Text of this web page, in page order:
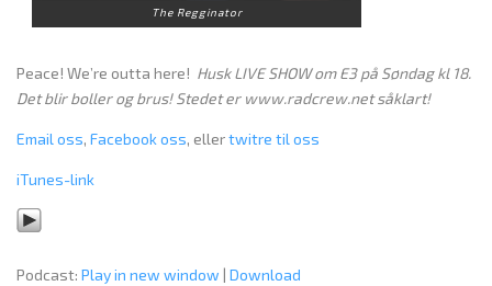
The Regginator
Peace! We’re outta here! Husk LIVE SHOW om E3 på Søndag kl 18.
Det blir boller og brus! Stedet er www.radcrew.net såklart!
Email oss, Facebook oss, ellertwitre til oss
iTunes-link
Podcast: Play in new window | Download